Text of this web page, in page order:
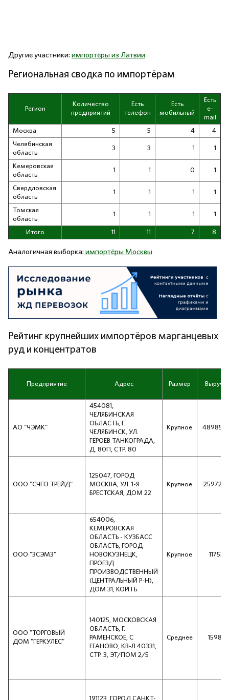
Другие участники: импортёры из Латвии
Региональная сводка по импортёрам
Регион
Количество
предприятий
Есть
телефон
Есть
мобильный
Есть
e-
mail
Москва
5 5 4
4
Челябинская
область
3 3 1 1
Кемеровская
область
1 1 0 1
Свердловская
область
1 1 1 1
Томская
область
1 1 1 1
Итого 11 11 7 8
Аналогичная выборка: импортёры Москвы
Рейтинг крупнейших импортёров марганцевых
руд и концентратов
Предприятие Адрес Размер
АО "ЧЭМК"
454081,
ЧЕЛЯБИНСКАЯ
ОБЛАСТЬ, Г.
ЧЕЛЯБИНСК, УЛ.
ГЕРОЕВ ТАНКОГРАДА,
Д. 80П, СТР. 80
Крупное
ООО "СЧПЗ ТРЕЙД"
125047, ГОРОД
МОСКВА, УЛ. 1-Я
БРЕСТСКАЯ, ДОМ 22
Крупное
ООО "ЗСЭМЗ"
654006,
КЕМЕРОВСКАЯ
ОБЛАСТЬ - КУЗБАСС
ОБЛАСТЬ, ГОРОД
НОВОКУЗНЕЦК,
ПРОЕЗД
ПРОИЗВОДСТВЕННЫЙ
(ЦЕНТРАЛЬНЫЙ Р-Н),
ДОМ 31, КОРП Б
Крупное
ООО "ТОРГОВЫЙ
ДОМ "ГЕРКУЛЕС"
140125, МОСКОВСКАЯ
ОБЛАСТЬ, Г.
РАМЕНСКОЕ, С
ЕГАНОВО, КВ-Л 40331,
СТР. 3, ЭТ/ПОМ 2/5
Среднее